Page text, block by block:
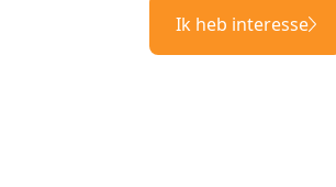
Ik heb interesse